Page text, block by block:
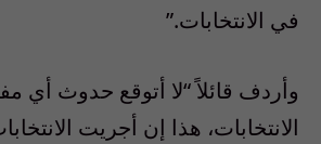
في الانتخابات.”
وأردف قائلاً “لا أتوقع حدوث أي
الانتخابات، هذا إن أجريت